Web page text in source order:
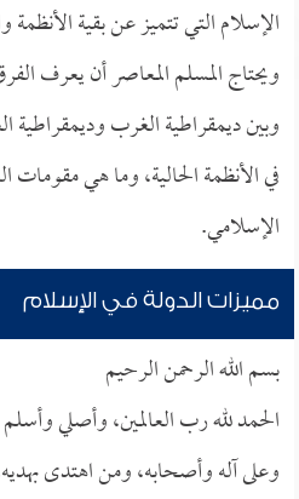
الإسلام التي تتميز عن بقية
ويحتاج المسلم المعاصر أن يعرف
وبين ديمقراطية الغرب وديمقراطية
في الأنظمة الحالية، وما هي مقومات
الإسلامي.
مميزات الدولة في الإسلام
بسم الله الرحمن الرحيم
الحمد لله رب العالمين، وأصلي
وعلى آله وأصحابه، ومن اهتدى